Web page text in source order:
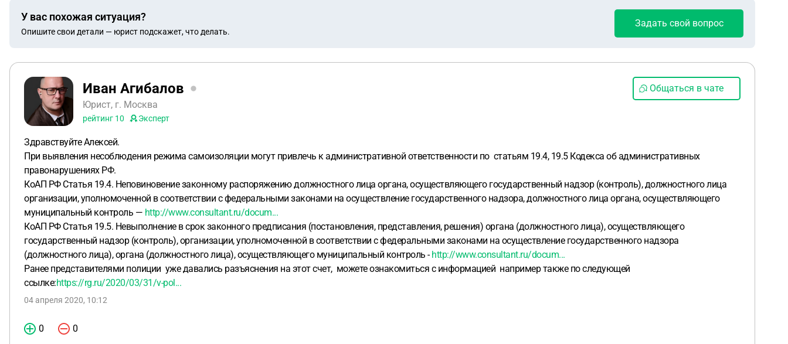
У вас похожая ситуация?
Опишите свои детали — юрист подскажет, что делать.
Задать свой вопрос
Иван Агибалов
Юрист, г. Москва
рейтинг 10 Эксперт
Общаться в чате
Здравствуйте Алексей.
При выявления несоблюдения режима самоизоляции могут привлечь к административной ответственности по статьям 19.4, 19.5 Кодекса об административных
правонарушениях РФ.
КоАП РФ Статья 19.4. Неповиновение законному распоряжению должностного лица органа, осуществляющего государственный надзор (контроль), должностного лица
организации, уполномоченной в соответствии с федеральными законами на осуществление государственного надзора, должностного лица органа, осуществляющего
муниципальный контроль — http://www.consultant.ru/docum...
КоАП РФ Статья 19.5. Невыполнение в срок законного предписания (постановления, представления, решения) органа (должностного лица), осуществляющего
государственный надзор (контроль), организации, уполномоченной в соответствии с федеральными законами на осуществление государственного надзора
(должностного лица), органа (должностного лица), осуществляющего муниципальный контроль -http://www.consultant.ru/docum...
Ранее представителями полиции уже давались разъяснения на этот счет, можете ознакомиться с информацией например также по следующей
ссылке:https://rg.ru/2020/03/31/v-pol...
04 апреля 2020, 10:12
0 0